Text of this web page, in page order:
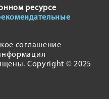
ресурсе
соглашение
Copyright © 2025